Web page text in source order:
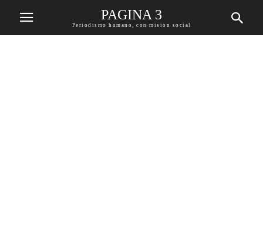
PAGINA 3
Periodismo humano, con mision social